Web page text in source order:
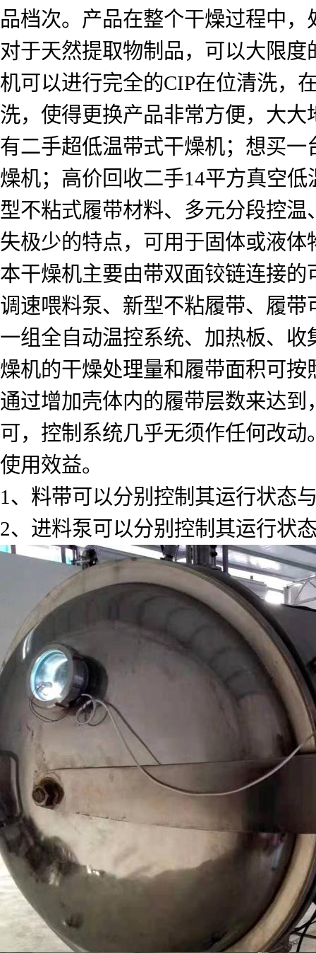
品档次。产品在整个干燥过程中
对于天然提取物制品，可以大限
机可以进行完全的CIP在位清洗，
洗，使得更换产品非常方便，大
有二手超低温带式干燥机；想买
燥机；高价回收二手14平方真空
型不粘式履带材料、多元分段控
失极少的特点，可用于固体或液
本干燥机主要由带双面铰链连接
调速喂料泵、新型不粘履带、履
一组全自动温控系统、加热板、
燥机的干燥处理量和履带面积可
通过增加壳体内的履带层数来达
可，控制系统几乎无须作任何改
使用效益。
1、料带可以分别控制其运行状态
2、进料泵可以分别控制其运行状